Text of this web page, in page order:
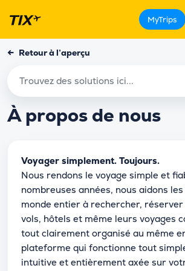
MyTrips
← Retour à l’aperçu
À propos de nous
Voyager simplement. Toujours.
Nous rendons le voyage simple et
nombreuses années, nous aidons
monde entier à rechercher,
vols, hôtels et même leurs voyages
tout clairement organisé au même
plateforme qui fonctionne tout
intuitive et entièrement axée sur